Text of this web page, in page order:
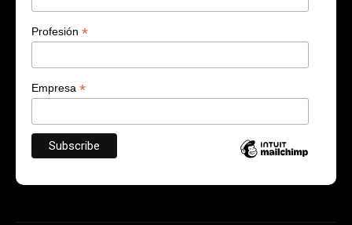
Profesión *
Empresa *